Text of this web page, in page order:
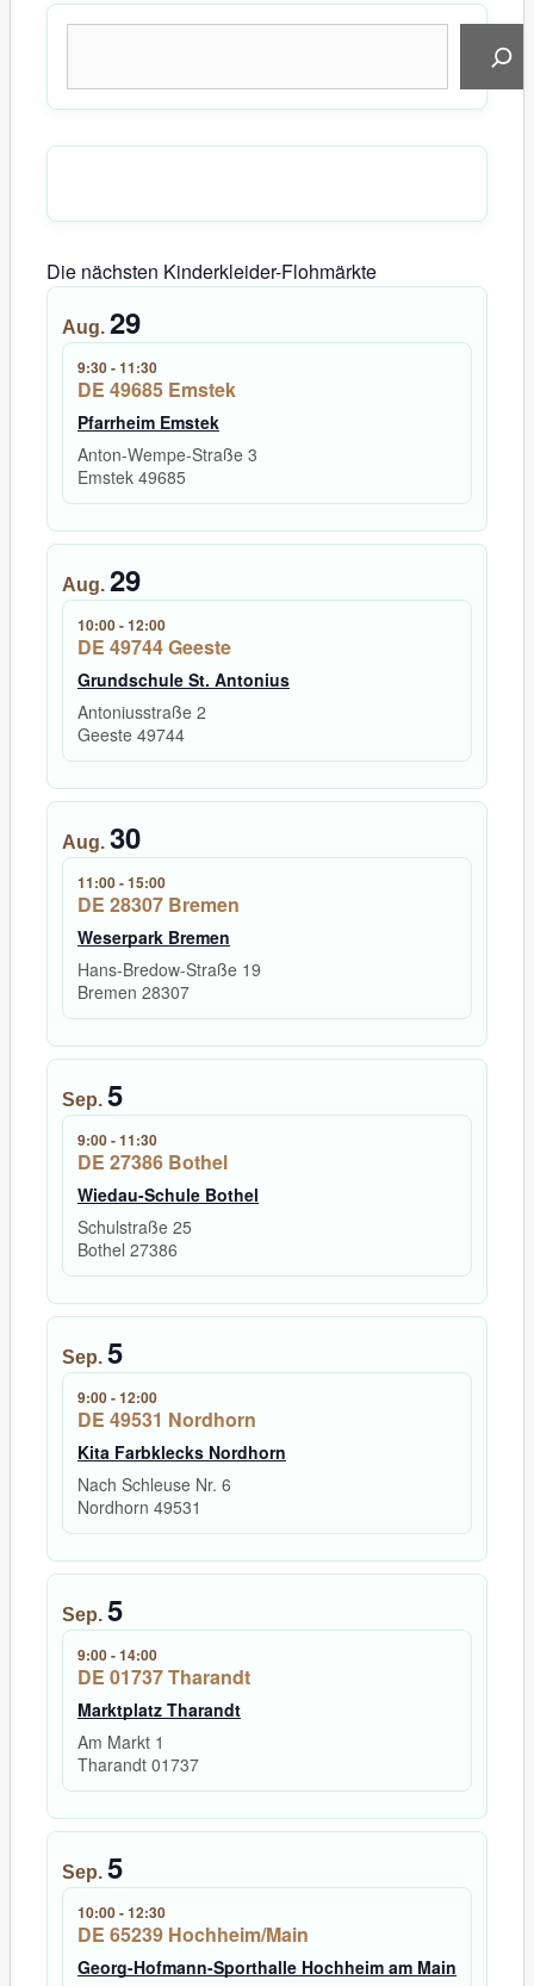
Die nächsten Kinderkleider-Flohmärkte
Aug. 29
9:30-11:30
DE 49685 Emstek
Pfarrheim Emstek
Anton-Wempe-Straße 3
Emstek 49685
Aug. 29
10:00-12:00
DE 49744 Geeste
Grundschule St. Antonius
Antoniusstraße 2
Geeste 49744
Aug. 30
11:00-15:00
DE 28307 Bremen
Weserpark Bremen
Hans-Bredow-Straße 19
Bremen 28307
Sep. 5
9:00-11:30
DE 27386 Bothel
Wiedau-Schule Bothel
Schulstraße 25
Bothel 27386
Sep. 5
9:00-12:00
DE 49531 Nordhorn
Kita Farbklecks Nordhorn
Nach Schleuse Nr. 6
Nordhorn 49531
Sep. 5
9:00-14:00
DE 01737 Tharandt
Marktplatz Tharandt
Am Markt 1
Tharandt 01737
Sep. 5
10:00-12:30
DE 65239 Hochheim/Main
Georg-Hofmann-Sporthalle Hochheim am Main